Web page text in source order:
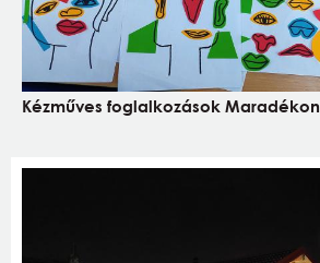
Kézműves foglalkozások Maradékon